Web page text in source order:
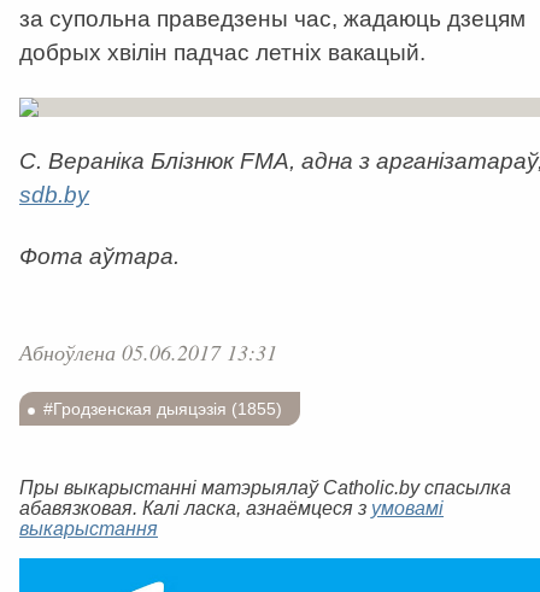
за супольна праведзены час, жадаюць дзецям
добрых хвілін падчас летніх вакацый.
С. Вераніка Блізнюк FMA, адна з
sdb.by
Фота аўтара.
Абноўлена 05.06.2017 13:31
#Гродзенская дыяцэзія (1855)
Пры выкарыстанні матэрыялаў Catholic.by спасылка
абавязковая. Калі ласка, азнаёмцеся з умовамі
выкарыстання